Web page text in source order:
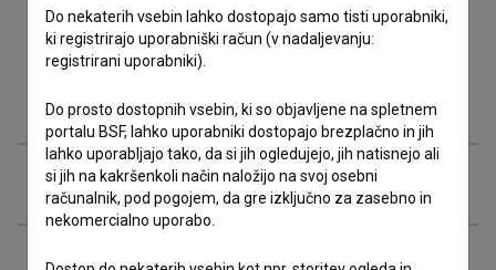
Zasedba
Ekipa
Do nekaterih vsebin lahko dostopajo samo tisti uporabniki,
ki registrirajo uporabniški račun (v nadaljevanju:
registrirani uporabniki).
Do prosto dostopnih vsebin, ki so objavljene na spletnem
portalu BSF, lahko uporabniki dostopajo brezplačno in jih
lahko uporabljajo tako, da si jih ogledujejo, jih natisnejo ali
si jih na kakršenkoli način naložijo na svoj osebni
računalnik, pod pogojem, da gre izključno za zasebno in
nekomercialno uporabo.